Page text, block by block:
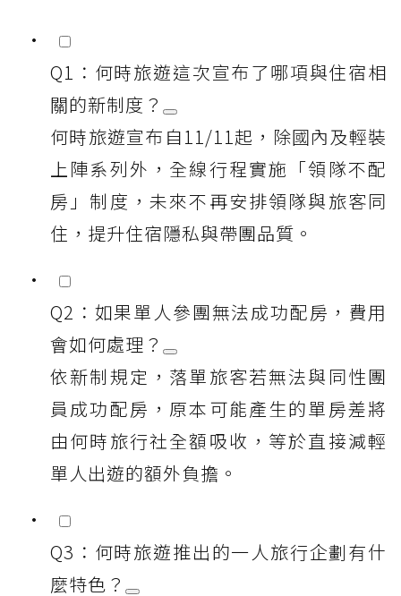
Q1：何時旅遊這次宣布了哪項與住宿相
關的新制度？
何時旅遊宣布自11/11起，除國內及輕裝
上陣系列外，全線行程實施「領隊不配
房」制度，未來不再安排領隊與旅客同
住，提升住宿隱私與帶團品質。
Q2：如果單人參團無法成功配房，費用
會如何處理？
依新制規定，落單旅客若無法與同性團
員成功配房，原本可能產生的單房差將
由何時旅行社全額吸收，等於直接減輕
單人出遊的額外負擔。
Q3：何時旅遊推出的一人旅行企劃有什
麼特色？